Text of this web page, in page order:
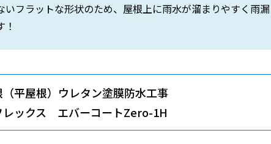
フラットな形状のため、屋根上に雨水が溜まりやすく雨漏
平屋根）ウレタン塗膜防水工事
レックス エバーコートZero-1H